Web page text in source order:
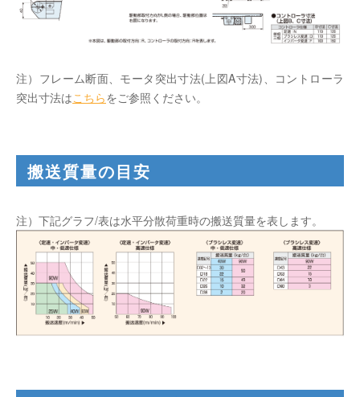
注）フレーム断面、モータ突出寸法(上図A寸法)、コントローラ
突出寸法はこちらをご参照ください。
搬送質量の目安
注）下記グラフ/表は水平分散荷重時の搬送質量を表します。